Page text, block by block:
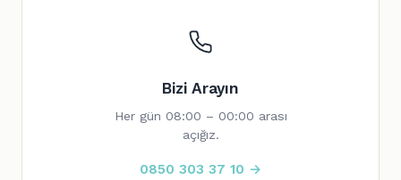
Bizi Arayın
Her gün 08:00 – 00:00 arası
açığız.
0850 303 37 10 →